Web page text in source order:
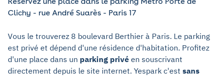
Clichy - rue André Suarès - Paris 17
Vous le trouverez 8 boulevard Berthier à Paris. Le parking
est privé et dépend d'une résidence d'habitation. Profitez
d'une place dans un parking privé en souscrivant
directement depuis le site internet. Yespark c'est sans